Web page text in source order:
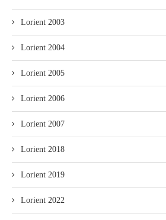
Lorient 2003
Lorient 2004
Lorient 2005
Lorient 2006
Lorient 2007
Lorient 2018
Lorient 2019
Lorient 2022